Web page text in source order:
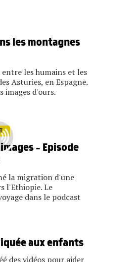
les montagnes
les humains et les
Asturies, en Espagne.
images d'ours.
– Episode
la migration d'une
l'Ethiopie. Le
dans le podcast
aux enfants
des vidéos pour aider